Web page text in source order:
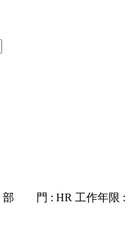
部 門 : HR 工作年限 :